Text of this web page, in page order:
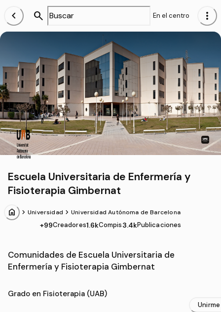
chevron_left search En el centro more_vert
Escuela Universitaria de Enfermería y
Fisioterapia Gimbernat
home chevron_forward Universidad chevron_forward Universidad Autónoma de Barcelona
+99Creadores1.6kCompis3.4kPublicaciones
Comunidades de Escuela Universitaria de
Enfermería y Fisioterapia Gimbernat
Grado Universitario en Escuela Universitaria de
Grado en Fisioterapia (UAB)
Unirme